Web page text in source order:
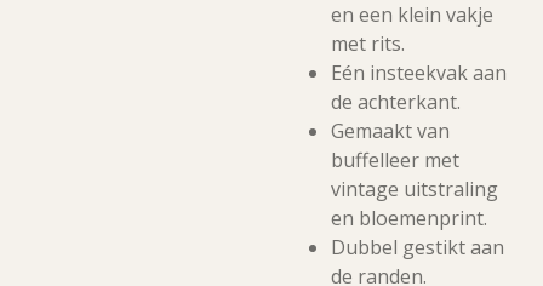
en een klein vakje
met rits.
Eén insteekvak aan
de achterkant.
Gemaakt van
buffelleer met
vintage uitstraling
en bloemenprint.
Dubbel gestikt aan
de randen.